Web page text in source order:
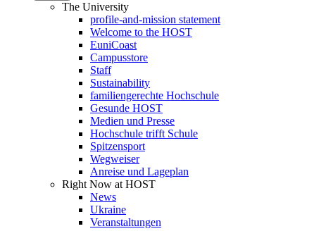
The University
profile-and-mission statement
Welcome to the HOST
EuniCoast
Campusstore
Staff
Sustainability
familiengerechte Hochschule
Gesunde HOST
Medien und Presse
Hochschule trifft Schule
Spitzensport
Wegweiser
Anreise und Lageplan
Right Now at HOST
News
Ukraine
Veranstaltungen